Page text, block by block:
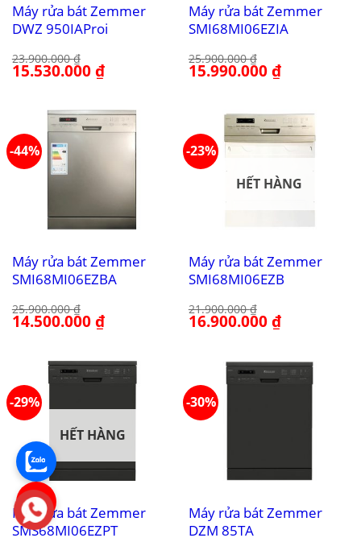
Máy rửa bát Zemmer
DWZ 950IAProi
23.900.000₫
Giá
gốc
15.530.000₫Giá
hiện
15.530.000 ₫.
Máy rửa bát Zemmer
SMI68MI06EZIA
25.900.000₫
Giá
gốc
15.990.000₫Giá
hiện
-44%
Máy rửa bát Zemmer
SMI68MI06EZBA
25.900.000₫
Giá
gốc
14.500.000₫Giá
hiện
14.500.000 ₫.
-23%
HẾT HÀNG
Máy rửa bát Zemmer
SMI68MI06EZB
21.900.000₫
Giá
gốc
16.900.000₫Giá
hiện
16.900.000 ₫.
-29%
HẾT HÀNG
Máy rửa bát Zemmer
SMS68MI06EZPT
-30%
Máy rửa bát Zemmer
DZM 85TA